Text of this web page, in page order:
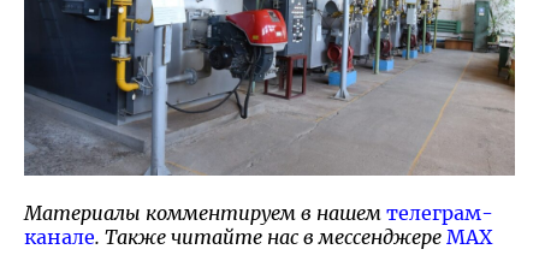
Материалы комментируем в нашем телеграм-
канале. Также читайте нас в мессенджере MAX